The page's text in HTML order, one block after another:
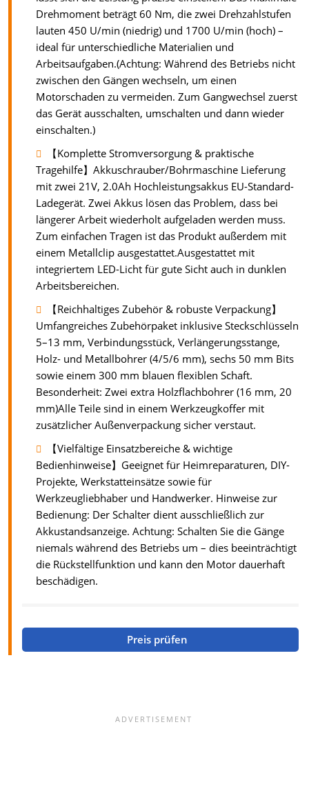
Drehmoment beträgt 60 Nm, die zwei Drehzahlstufen
lauten 450 U/min (niedrig) und 1700 U/min (hoch) –
ideal für unterschiedliche Materialien und
Arbeitsaufgaben.(Achtung: Während des Betriebs nicht
zwischen den Gängen wechseln, um einen
Motorschaden zu vermeiden. Zum Gangwechsel zuerst
das Gerät ausschalten, umschalten und dann wieder
einschalten.)
【Komplette Stromversorgung & praktische
Tragehilfe】Akkuschrauber/Bohrmaschine Lieferung
mit zwei 21V, 2.0Ah Hochleistungsakkus EU-Standard-
Ladegerät. Zwei Akkus lösen das Problem, dass bei
längerer Arbeit wiederholt aufgeladen werden muss.
Zum einfachen Tragen ist das Produkt außerdem mit
einem Metallclip ausgestattet.Ausgestattet mit
integriertem LED-Licht für gute Sicht auch in dunklen
Arbeitsbereichen.
【Reichhaltiges Zubehör & robuste Verpackung】
Umfangreiches Zubehörpaket inklusive Steckschlüsseln
5–13 mm, Verbindungsstück, Verlängerungsstange,
Holz- und Metallbohrer (4/5/6 mm), sechs 50 mm Bits
sowie einem 300 mm blauen flexiblen Schaft.
Besonderheit: Zwei extra Holzflachbohrer (16 mm, 20
mm)Alle Teile sind in einem Werkzeugkoffer mit
zusätzlicher Außenverpackung sicher verstaut.
【Vielfältige Einsatzbereiche & wichtige
Bedienhinweise】Geeignet für Heimreparaturen, DIY-
Projekte, Werkstatteinsätze sowie für
Werkzeugliebhaber und Handwerker. Hinweise zur
Bedienung: Der Schalter dient ausschließlich zur
Akkustandsanzeige. Achtung: Schalten Sie die Gänge
niemals während des Betriebs um – dies beeinträchtigt
die Rückstellfunktion und kann den Motor dauerhaft
beschädigen.
Preis prüfen